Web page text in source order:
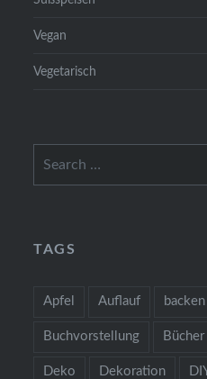
Vegan
Vegetarisch
TAGS
Apfel Auflauf backen
Buchvorstellung Bücher
Deko Dekoration